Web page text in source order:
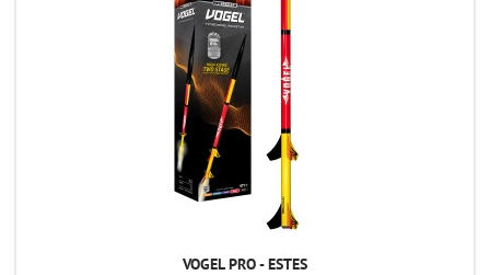
VOGEL PRO - ESTES